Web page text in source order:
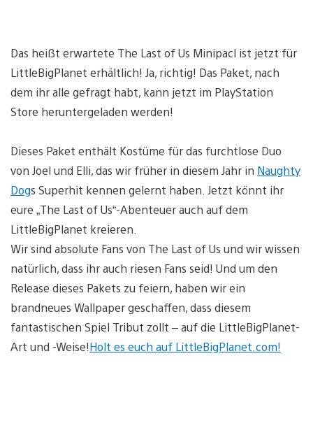
Das heißt erwartete The Last of Us Minipacl ist jetzt für
LittleBigPlanet erhältlich! Ja, richtig! Das Paket, nach
dem ihr alle gefragt habt, kann jetzt im PlayStation
Store heruntergeladen werden!
Dieses Paket enthält Kostüme für das furchtlose Duo
von Joel und Elli, das wir früher in diesem Jahr in Naughty
Dogs Superhit kennen gelernt haben. Jetzt könnt ihr
eure „The Last of Us“-Abenteuer auch auf dem
LittleBigPlanet kreieren.
Wir sind absolute Fans von The Last of Us und wir wissen
natürlich, dass ihr auch riesen Fans seid! Und um den
Release dieses Pakets zu feiern, haben wir ein
brandneues Wallpaper geschaffen, dass diesem
fantastischen Spiel Tribut zollt – auf die LittleBigPlanet-
Art und -Weise!Holt es euch auf LittleBigPlanet.com!